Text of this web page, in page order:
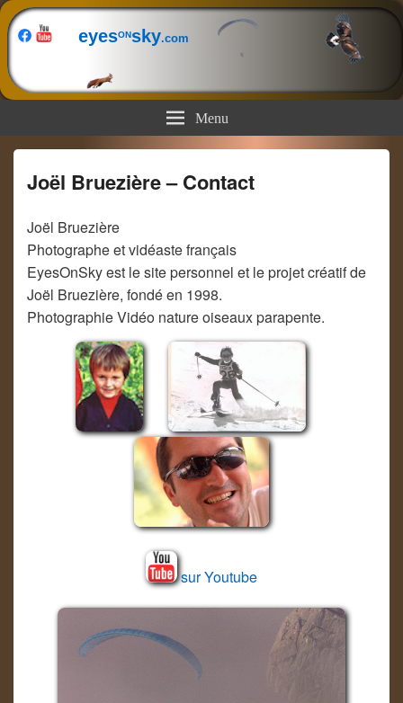
eyesONsky.com
Menu
Joël Bruezière – Contact
Joël Bruezière
Photographe et vidéaste français
EyesOnSky est le site personnel et le projet créatif de
Joël Bruezière, fondé en 1998.
Photographie Vidéo nature oiseaux parapente.
sur Youtube